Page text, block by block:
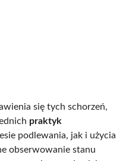
się tych schorzeń,
praktyk
podlewania, jak i użycia
obserwowanie stanu